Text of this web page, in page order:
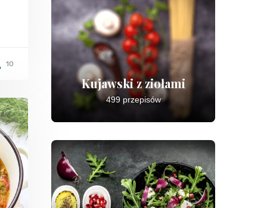
10
Kujawski z ziołami
499 przepisów